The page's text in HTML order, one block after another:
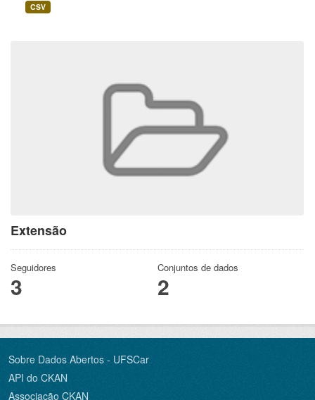
Extensão
Seguidores
3
Conjuntos de dados
2
CSV
Sobre Dados Abertos - UFSCar
API do CKAN
Associação CKAN